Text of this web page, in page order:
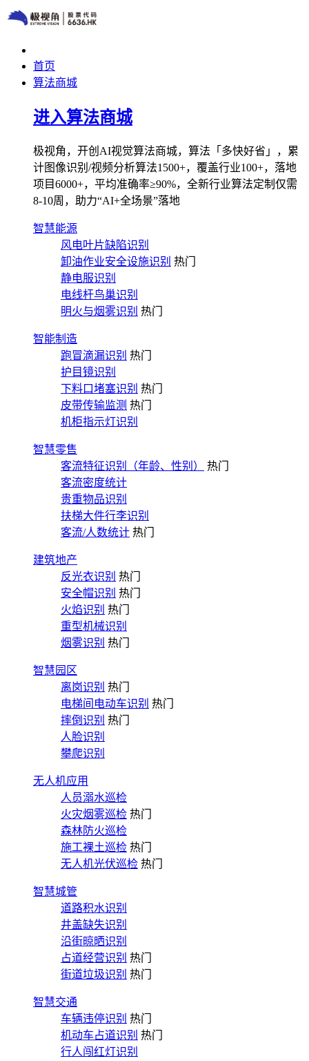
首页
算法商城
进入算法商城
极视角，开创AI视觉算法商城，算法「多快好省」，累
计图像识别/视频分析算法1500+，覆盖行业100+，落地
项目6000+，平均准确率≥90%，全新行业算法定制仅需
8-10周，助力“AI+全场景”落地
智慧能源
风电叶片缺陷识别
卸油作业安全设施识别 热门
静电服识别
电线杆鸟巢识别
明火与烟雾识别 热门
智能制造
跑冒滴漏识别 热门
护目镜识别
下料口堵塞识别 热门
皮带传输监测 热门
机柜指示灯识别
智慧零售
客流特征识别（年龄、性别）
热门
客流密度统计
贵重物品识别
扶梯大件行李识别
客流/人数统计 热门
建筑地产
反光衣识别 热门
安全帽识别 热门
火焰识别 热门
重型机械识别
烟雾识别 热门
智慧园区
离岗识别 热门
电梯间电动车识别 热门
摔倒识别 热门
人脸识别
攀爬识别
无人机应用
人员溺水巡检
火灾烟雾巡检 热门
森林防火巡检
施工裸土巡检 热门
无人机光伏巡检 热门
智慧城管
道路积水识别
井盖缺失识别
沿街晾晒识别
占道经营识别 热门
街道垃圾识别 热门
智慧交通
车辆违停识别 热门
机动车占道识别 热门
行人闯红灯识别